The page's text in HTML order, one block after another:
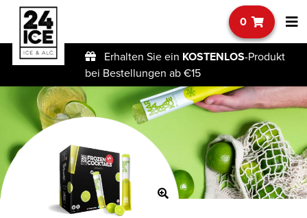
0
Erhalten Sie ein KOSTENLOS-Produkt
bei Bestellungen ab €15